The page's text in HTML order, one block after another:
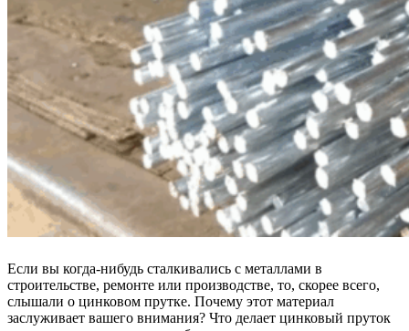
Если вы когда-нибудь сталкивались с металлами в
строительстве, ремонте или производстве, то, скорее всего,
слышали о цинковом прутке. Почему этот материал
заслуживает вашего внимания? Что делает цинковый пруток